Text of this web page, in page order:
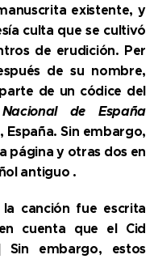
existente, y
culta que se cultivó
de erudición. Per
de su nombre,
de un códice del
de España
España. Sin embargo,
página y otras dos en
antiguo .
canción fue escrita
cuenta que el Cid
embargo, estos